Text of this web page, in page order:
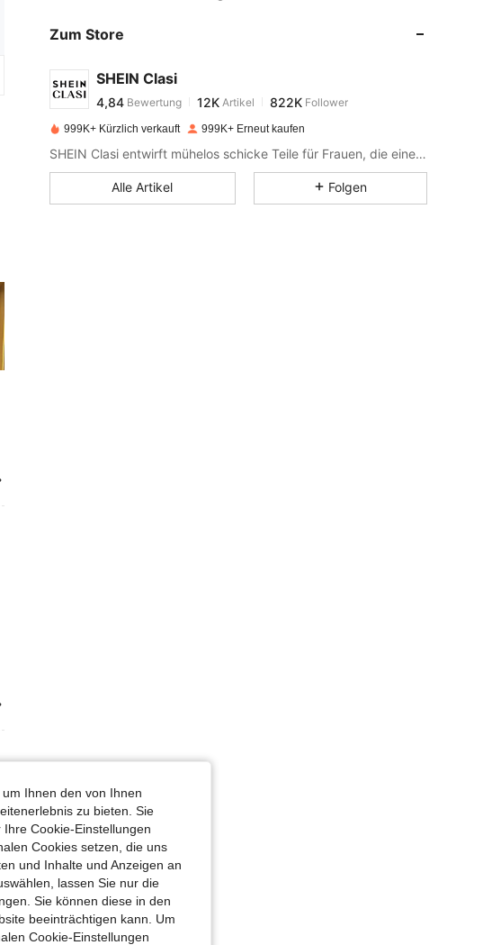
in, Farbe: Schwarz, Größe: M
Zum Store
SHEIN Clasi
4,84
4,84 Bewertung
b***bbezahltVor 1 Tag
4,84
999K+ Kürzlich verkauft 999K+ Erneut kaufen
SHEIN Clasi entwirft mühelos schicke Teile für Frauen, die einen gehobenen Look suchen.
Alle Artikel Folgen
Ihnen den von Ihnen
zu bieten. Sie
Cookie-Einstellungen
Cookies setzen, die uns
und Inhalte und Anzeigen an
lassen Sie nur die
Sie können diese in den
beeinträchtigen kann. Um
Cookie-Einstellungen